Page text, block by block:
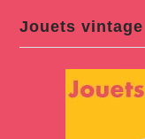
Jouets vintage